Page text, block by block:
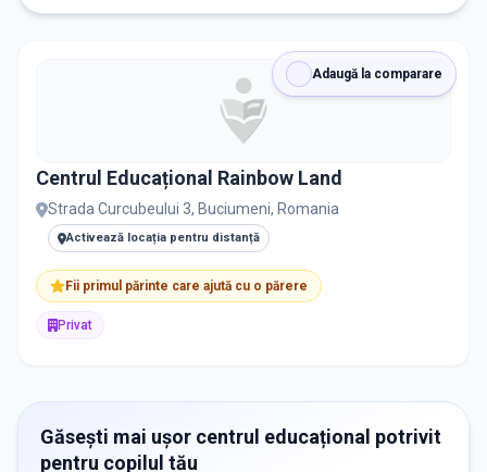
Nu există informații despre job-uri
PRIVAT / DE STAT
Toate Private
Adaugă la comparare
Centrul Educațional Rainbow Land
Strada Curcubeului 3, Buciumeni, Romania
Activează locația pentru distanță
Fii primul părinte care ajută cu o părere
Privat
Găsești mai ușor centrul educațional potrivit
pentru copilul tău